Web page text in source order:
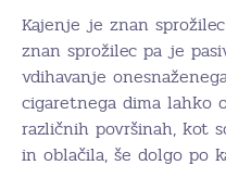
Kajenje je znan
znan sprožilec pa je
vdihavanje
cigaretnega dima lahko
različnih površinah, kot
in oblačila, še dolgo po